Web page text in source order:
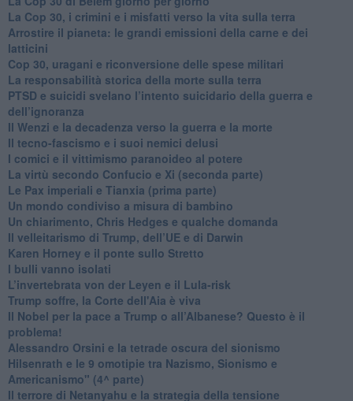
La Cop 30, i crimini e i misfatti verso la vita sulla terra
Arrostire il pianeta: le grandi emissioni della carne e dei
latticini
​Cop 30, uragani e riconversione delle spese militari
La responsabilità storica della morte sulla terra
PTSD e suicidi svelano l’intento suicidario della guerra e
dell’ignoranza
Il Wenzi e la decadenza verso la guerra e la morte
​Il tecno-fascismo e i suoi nemici delusi
​I comici e il vittimismo paranoideo al potere
​La virtù secondo Confucio e Xi (seconda parte)
Le Pax imperiali e Tianxia (prima parte)
Un mondo condiviso a misura di bambino
​Un chiarimento, Chris Hedges e qualche domanda
Il velleitarismo di Trump, dell’UE e di Darwin
​Karen Horney e il ponte sullo Stretto
​I bulli vanno isolati
L’invertebrata von der Leyen e il Lula-risk
Trump soffre, la Corte dell'Aia è viva
​Il Nobel per la pace a Trump o all’Albanese? Questo è il
problema!
​Alessandro Orsini e la tetrade oscura del sionismo
​Hilsenrath e le 9 omotipie tra Nazismo, Sionismo e
Americanismo" (4^ parte)
​Il terrore di Netanyahu e la strategia della tensione